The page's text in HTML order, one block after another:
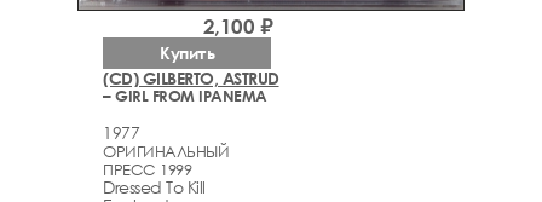
(CD) GILBERTO, ASTRUD
– GIRL FROM IPANEMA
1977
ОРИГИНАЛЬНЫЙ
ПРЕСС 1999
Dressed To Kill
2,100 ₽
Купить